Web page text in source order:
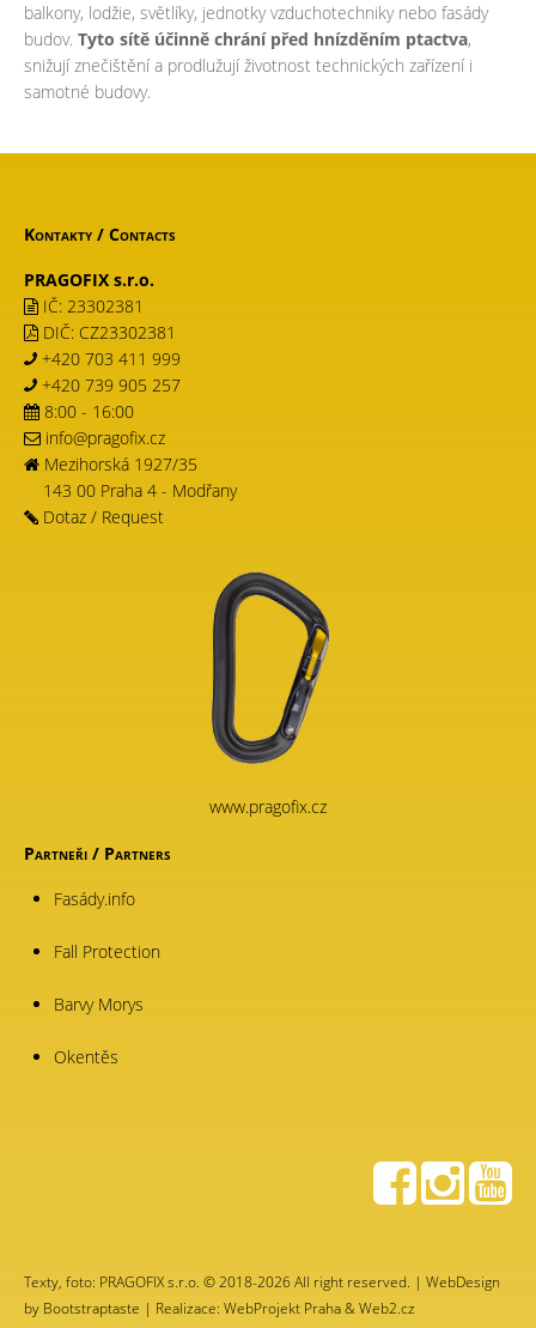
balkony, lodžie, světlíky, jednotky vzduchotechniky nebo fasády
budov. Tyto sítě účinně chrání před hnízděním ptactva,
snižují znečištění a prodlužují životnost technických zařízení i
samotné budovy.
Kontakty / Contacts
PRAGOFIX s.r.o.
IČ: 23302381
DIČ: CZ23302381
+420 703 411 999
+420 739 905 257
8:00 - 16:00
info@pragofix.cz
Mezihorská 1927/35
143 00 Praha 4 - Modřany
Dotaz / Request
www.pragofix.cz
Partneři / Partners
Fasády.info
Fall Protection
Barvy Morys
Okentěs
Texty, foto: PRAGOFIX s.r.o. © 2018-2026 All right reserved. | WebDesign
by Bootstraptaste | Realizace: WebProjekt Praha & Web2.cz